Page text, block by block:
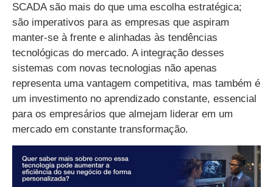
SCADA são mais do que uma escolha estratégica;
são imperativos para as empresas que aspiram
manter-se à frente e alinhadas às tendências
tecnológicas do mercado. A integração desses
sistemas com novas tecnologias não apenas
representa uma vantagem competitiva, mas também é
um investimento no aprendizado constante, essencial
para os empresários que almejam liderar em um
mercado em constante transformação.